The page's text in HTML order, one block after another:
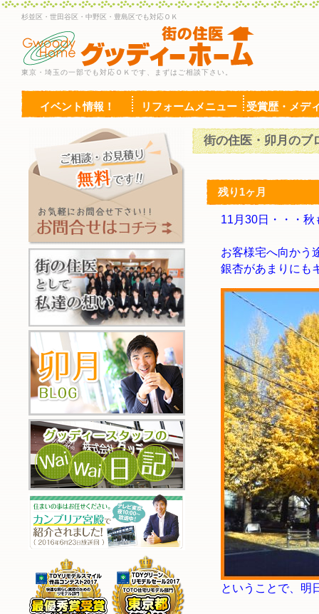
杉並区・世田谷区・中野区・豊島区でも対応ＯＫ
東京・埼玉の一部でも対応ＯＫです、まずはご相談下さい。
イベント情報！ リフォームメニュー 受賞歴・メデ
街の住医・卯月のブ
残り1ヶ月
11月30日・・・秋
お客様宅へ向かう
銀杏があまりにも
ということで、明